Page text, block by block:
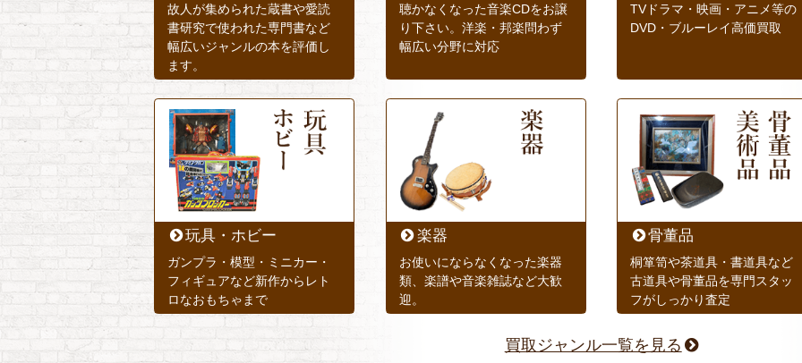
故人が集められた蔵書や愛読
書研究で使われた専門書など
幅広いジャンルの本を評価し
ます。
聴かなくなった音楽CDをお譲
り下さい。洋楽・邦楽問わず
幅広い分野に対応
TVドラマ・映画・アニメ等の
DVD・ブルーレイ高価買取
玩具・ホビー
ガンプラ・模型・ミニカー・
フィギュアなど新作からレト
ロなおもちゃまで
楽器
お使いにならなくなった楽器
類、楽譜や音楽雑誌など大歓
迎。
骨董品
桐箪笥や茶道具・書道具など
古道具や骨董品を専門スタッ
フがしっかり査定
買取ジャンル一覧を見る